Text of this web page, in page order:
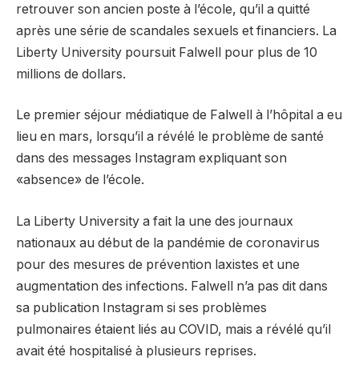
retrouver son ancien poste à l’école, qu’il a quitté
après une série de scandales sexuels et financiers. La
Liberty University poursuit Falwell pour plus de 10
millions de dollars.
Le premier séjour médiatique de Falwell à l’hôpital a eu
lieu en mars, lorsqu’il a révélé le problème de santé
dans des messages Instagram expliquant son
«absence» de l’école.
La Liberty University a fait la une des journaux
nationaux au début de la pandémie de coronavirus
pour des mesures de prévention laxistes et une
augmentation des infections. Falwell n’a pas dit dans
sa publication Instagram si ses problèmes
pulmonaires étaient liés au COVID, mais a révélé qu’il
avait été hospitalisé à plusieurs reprises.